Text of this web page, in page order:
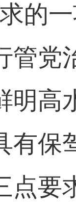
的
管党
明高
有保
点要